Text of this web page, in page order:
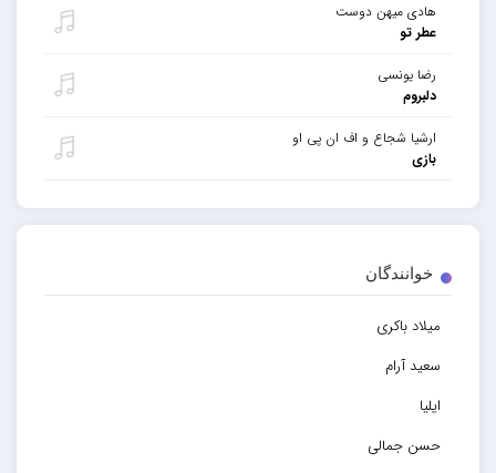
هادی میهن دوست
عطر تو
رضا یونسی
دلبروم
ارشیا شجاع و اف ان پی او
بازی
خوانندگان
میلاد باکری
سعید آرام
ایلیا
حسن جمالی